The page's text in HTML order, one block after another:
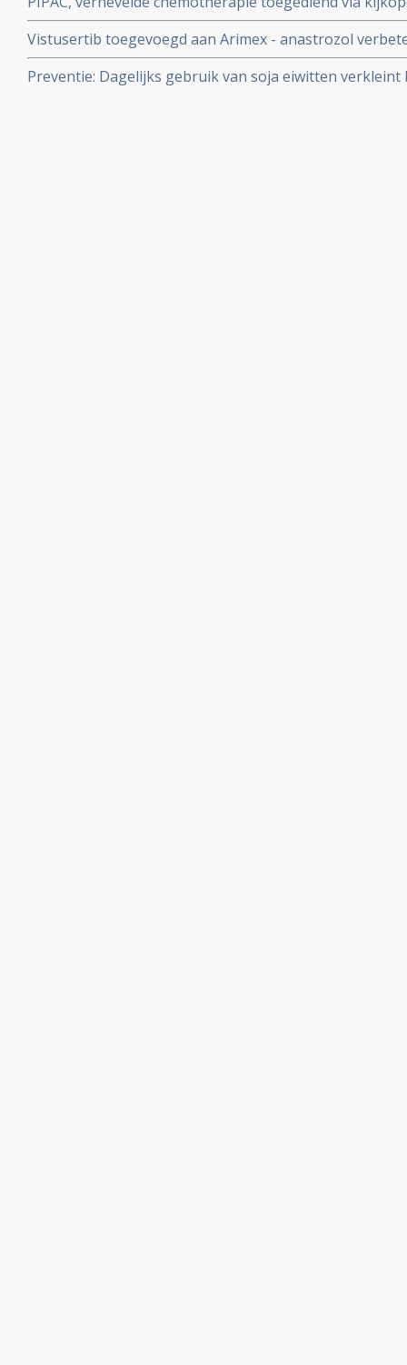
en gezonde leefstijl met bepaalde voedingsuppletie.
tumoren in het buikvlies en buikholte geeft ook bij
goede resultaten.
Vistusertib toegevoegd aan Arimex - anastrozol
en algehele respons bij patiënten met gevorderde
buikvlieskanker met beheersbare bijwerkingen in
Preventie: Dagelijks gebruik van soja eiwitten